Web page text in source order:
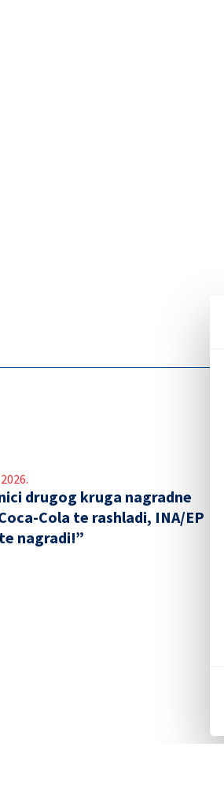
drugog kruga nagradne
Cola te rashladi, INA/EP
nagradi!”